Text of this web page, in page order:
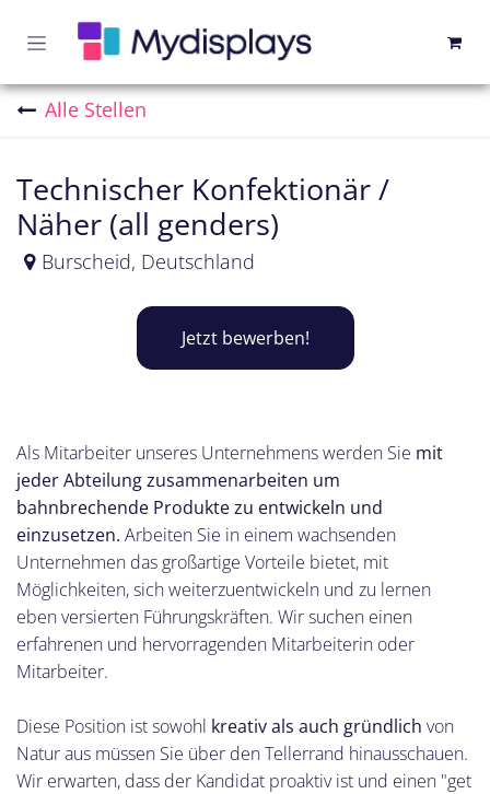
Alle Stellen
Technischer Konfektionär /
Näher (all genders)
Burscheid, Deutschland
Jetzt bewerben!
Als Mitarbeiter unseres Unternehmens werden Sie mit
jeder Abteilung zusammenarbeiten um
bahnbrechende Produkte zu entwickeln und
einzusetzen. Arbeiten Sie in einem wachsenden
Unternehmen das großartige Vorteile bietet, mit
Möglichkeiten, sich weiterzuentwickeln und zu lernen
eben versierten Führungskräften. Wir suchen einen
erfahrenen und hervorragenden Mitarbeiterin oder
Mitarbeiter.
Diese Position ist sowohl kreativ als auch gründlich von
Natur aus müssen Sie über den Tellerrand hinausschauen.
Wir erwarten, dass der Kandidat proaktiv ist und einen "get